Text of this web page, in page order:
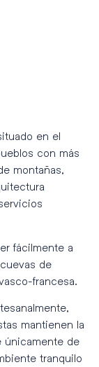
en el
con más
montañas,
fácilmente a
de
francesa.
mantienen la
únicamente de
tranquilo